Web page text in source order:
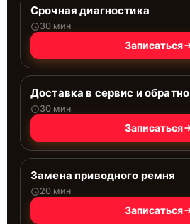
Срочная диагностика
30 мин
Записаться
Доставка в сервис и обратно
30 мин
Записаться
Замена приводного ремня
20 мин
Записаться